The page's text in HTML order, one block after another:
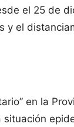
el 25 de
y el
en la